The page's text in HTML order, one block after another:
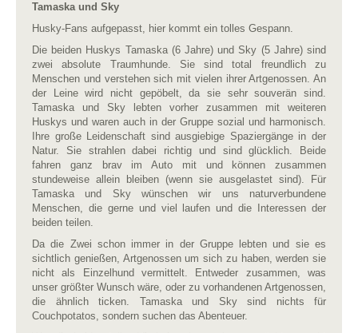
Tamaska und Sky
Husky-Fans aufgepasst, hier kommt ein tolles Gespann.
Die beiden Huskys Tamaska (6 Jahre) und Sky (5 Jahre) sind
zwei absolute Traumhunde. Sie sind total freundlich zu
Menschen und verstehen sich mit vielen ihrer Artgenossen. An
der Leine wird nicht gepöbelt, da sie sehr souverän sind.
Tamaska und Sky lebten vorher zusammen mit weiteren
Huskys und waren auch in der Gruppe sozial und harmonisch.
Ihre große Leidenschaft sind ausgiebige Spaziergänge in der
Natur. Sie strahlen dabei richtig und sind glücklich. Beide
fahren ganz brav im Auto mit und können zusammen
stundeweise allein bleiben (wenn sie ausgelastet sind). Für
Tamaska und Sky wünschen wir uns naturverbundene
Menschen, die gerne und viel laufen und die Interessen der
beiden teilen.
Da die Zwei schon immer in der Gruppe lebten und sie es
sichtlich genießen, Artgenossen um sich zu haben, werden sie
nicht als Einzelhund vermittelt. Entweder zusammen, was
unser größter Wunsch wäre, oder zu vorhandenen Artgenossen,
die ähnlich ticken. Tamaska und Sky sind nichts für
Couchpotatos, sondern suchen das Abenteuer.